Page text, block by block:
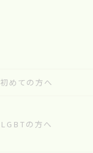
初めての方へ
LGBTの方へ